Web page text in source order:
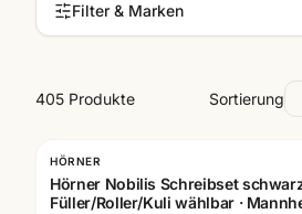
Filter & Marken
405 Produkte Sortierung
Gratis Gravur
HÖRNER
Hörner Nobilis Schreibset
Füller/Roller/Kuli wählbar ·